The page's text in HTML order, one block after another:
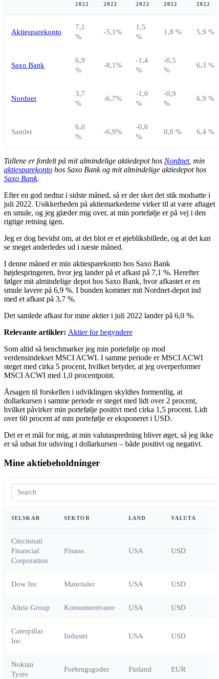
2022
2022
2022
2022
2022
Aktiesparekonto
7,1
%
-5,1%
1,5
%
1,8 % 5,9 %
Saxo Bank
6,9
%
-8,1%
-1,4
%
-0,5
%
6,3 %
Nordnet
3,7
%
-6,7%
-1,0
%
-0,9
%
6,9 %
Samlet
6,0
%
-6,9%
-0,6
%
0,0 % 6,4 %
Tallene er fordelt på mit almindelige aktiedepot hos Nordnet, min
aktiesparekonto hos Saxo Bank og mit almindelige aktiedepot hos
Saxo Bank.
Efter en god nedtur i sidste måned, så er der sket det stik modsatte i
juli 2022. Usikkerheden på aktiemarkederne virker til at være aftaget
en smule, og jeg glæder mig over, at min portefølje er på vej i den
rigtige retning igen.
Jeg er dog bevidst om, at det blot er et øjebliksbillede, og at det kan
se meget anderledes ud i næste måned.
I denne måned er min aktiesparekonto hos Saxo Bank
højdespringeren, hvor jeg lander på et afkast på 7,1 %. Herefter
følger mit almindelige depot hos Saxo Bank, hvor afkastet er en
smule lavere på 6,9 %. I bunden kommer mit Nordnet-depot ind
med et afkast på 3,7 %.
Det samlede afkast for mine aktier i juli 2022 lander på 6,0 %.
Relevante artikler: Aktier for begyndere
Som altid så benchmarker jeg min portefølje op mod
verdensindekset MSCI ACWI. I samme periode er MSCI ACWI
steget med cirka 5 procent, hvilket betyder, at jeg overperformer
MSCI ACWI med 1,0 procentpoint.
Årsagen til forskellen i udviklingen skyldtes formentlig, at
dollarkursen i samme periode er steget med lidt over 2 procent,
hvilket påvirker min portefølje positivt med cirka 1,5 procent. Lidt
over 60 procent af min portefølje er eksponeret i USD.
Det er et mål for mig, at min valutaspredning bliver øget, så jeg ikke
er så udsat for udsving i dollarkursen – både positivt og negativt.
Mine aktiebeholdninger
SELSKAB SEKTOR LAND VALUTA
Cincinnati
Financial
Corporation
Finans USA USD
Dow Inc Materialer USA USD
Altria Group Konsumentvarer USA USD
Caterpillar
Inc
Industri USA USD
Nokian
Tyres
Forbrugsgoder Finland EUR